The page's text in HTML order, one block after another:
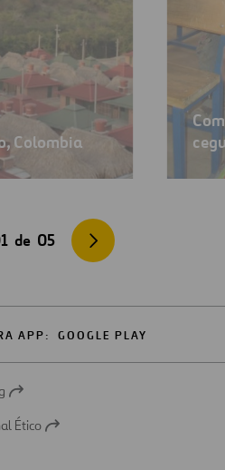
Colombia
de 05
APP: GOOGLE PLAY
Ético